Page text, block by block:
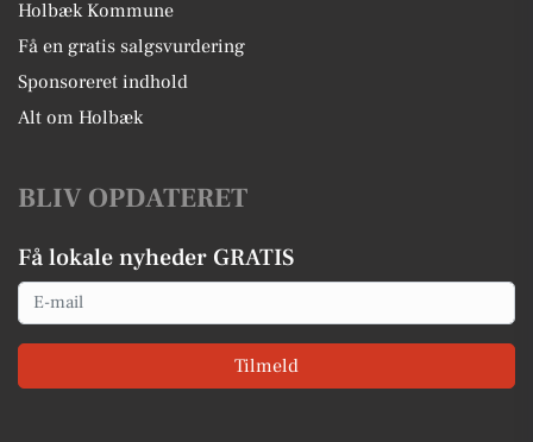
Holbæk Kommune
Få en gratis salgsvurdering
Sponsoreret indhold
Alt om Holbæk
BLIV OPDATERET
Få lokale nyheder GRATIS
Email
Tilmeld